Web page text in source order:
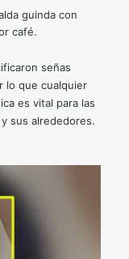
guinda con
café.
señas
lo que cualquier
es vital para las
y sus alrededores.